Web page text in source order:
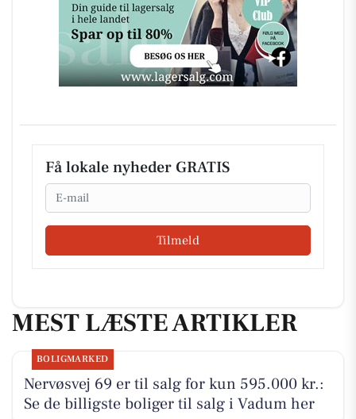
Få lokale nyheder GRATIS
Email
Tilmeld
MEST LÆSTE ARTIKLER
BOLIGMARKED
Nervøsvej 69 er til salg for kun 595.000 kr.:
Se de billigste boliger til salg i Vadum her